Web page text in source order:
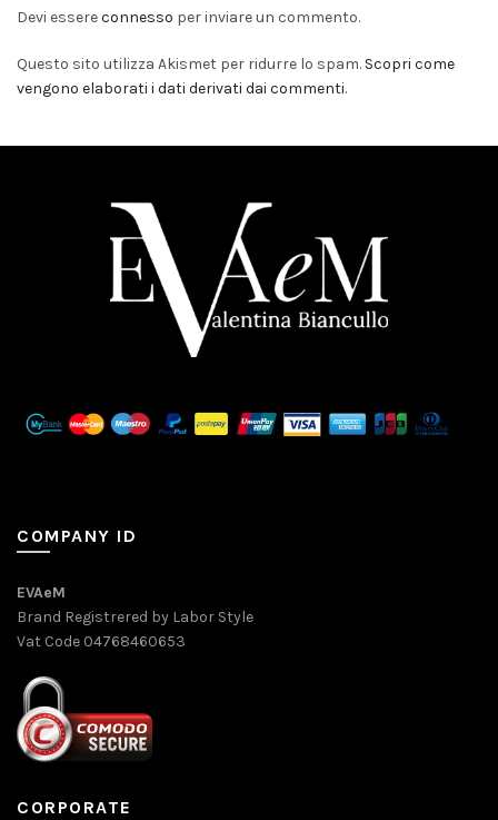
Devi essereconnesso per inviare un commento.
Questo sito utilizza Akismet per ridurre lo spam. Scopri come
vengono elaborati i dati derivati dai commenti.
COMPANY ID
EVAeM
Brand Registrered by Labor Style
Vat Code 04768460653
CORPORATE